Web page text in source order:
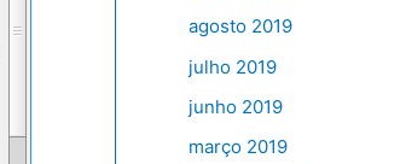
agosto 2019
julho 2019
junho 2019
março 2019